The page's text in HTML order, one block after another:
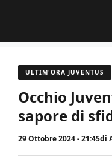
contenuto
ULTIM'ORA JUVENTUS
Occhio
sapore di
29 Ottobre 2024 - 21:45di